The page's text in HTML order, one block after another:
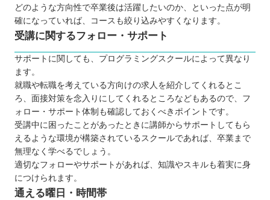
どのような方向性で卒業後は活躍したいのか、といった点が明
確になっていれば、コースも絞り込みやすくなります。
受講に関するフォロー・サポート
サポートに関しても、プログラミングスクールによって異なり
ます。
就職や転職を考えている方向けの求人を紹介してくれるとこ
ろ、面接対策を念入りにしてくれるところなどもあるので、フ
ォロー・サポート体制も確認しておくべきポイントです。
受講中に困ったことがあったときに講師からサポートしてもら
えるような環境が構築されているスクールであれば、卒業まで
無理なく学べるでしょう。
適切なフォローやサポートがあれば、知識やスキルも着実に身
につけられます。
通える曜日・時間帯